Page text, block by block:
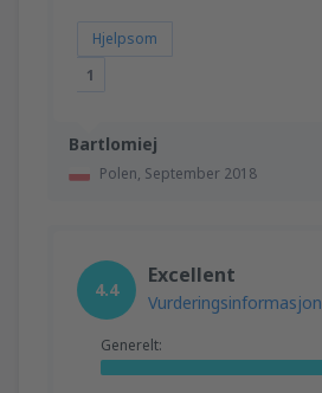
Bartlomiej
Polen, September 2018
Hjelpsom
1
4.4
Excellent
Vurderingsinformasjon
Generelt: